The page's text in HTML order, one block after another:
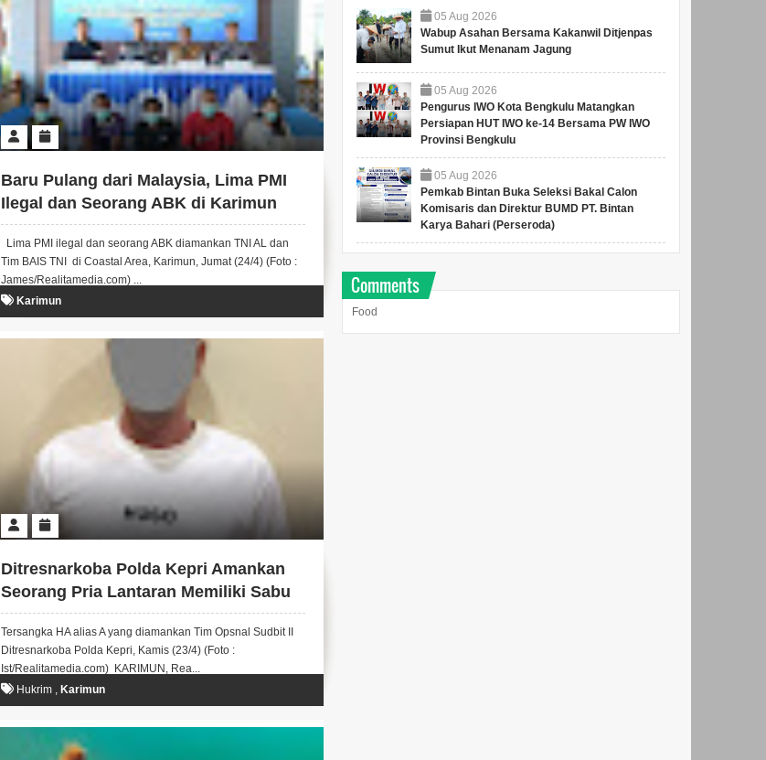
Baru Pulang dari Malaysia, Lima PMI
Ilegal dan Seorang ABK di Karimun
Diamankan TNI AL dan Tim BAIS TNI
Lima PMI ilegal dan seorang ABK diamankan TNI AL dan
Tim BAIS TNI di Coastal Area, Karimun, Jumat (24/4) (Foto :
James/Realitamedia.com) ...
Karimun
Ditresnarkoba Polda Kepri Amankan
Seorang Pria Lantaran Memiliki Sabu
Seberat 4,5 Gram
Tersangka HA alias A yang diamankan Tim Opsnal Sudbit II
Ditresnarkoba Polda Kepri, Kamis (23/4) (Foto :
Ist/Realitamedia.com) KARIMUN, Rea...
Hukrim, Karimun
05 Aug 2026
Wabup Asahan Bersama Kakanwil Ditjenpas
Sumut Ikut Menanam Jagung
05 Aug 2026
Pengurus IWO Kota Bengkulu Matangkan
Persiapan HUT IWO ke-14 Bersama PW IWO
Provinsi Bengkulu
05 Aug 2026
Pemkab Bintan Buka Seleksi Bakal Calon
Komisaris dan Direktur BUMD PT. Bintan
Karya Bahari (Perseroda)
Comments
Food